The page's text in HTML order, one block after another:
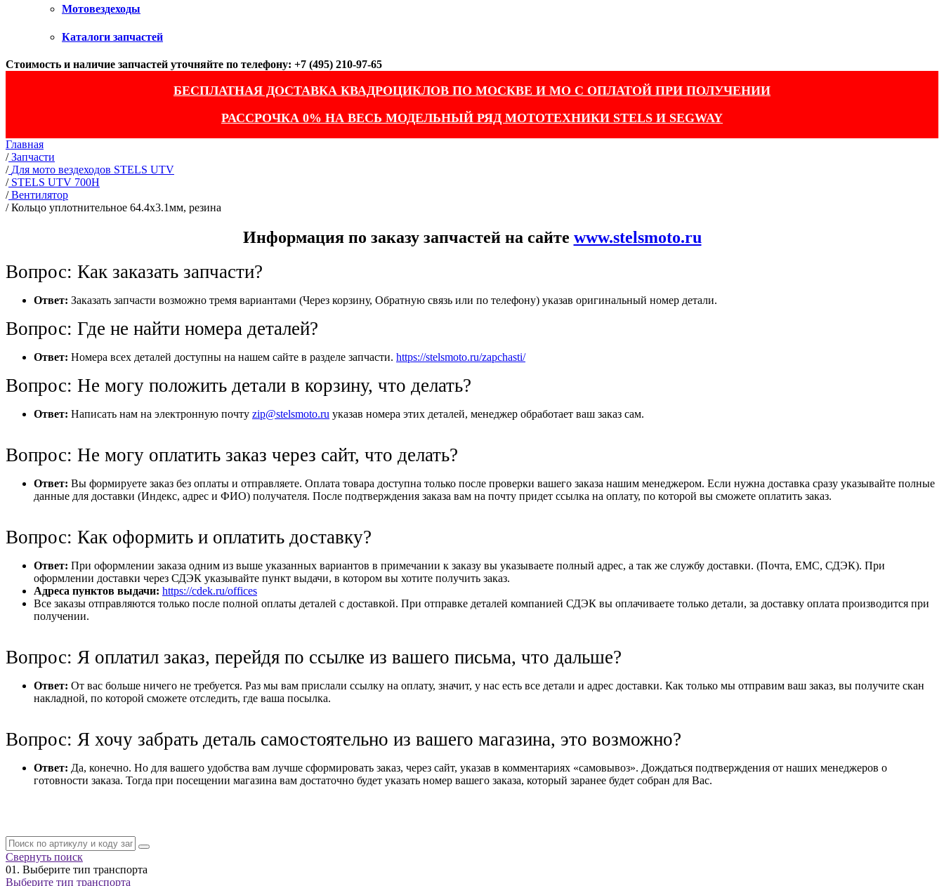
Мотовездеходы
Каталоги запчастей
Стоимость и наличие запчастей уточняйте по телефону: +7 (495) 210-97-65
БЕСПЛАТНАЯ ДОСТАВКА КВАДРОЦИКЛОВ ПО МОСКВЕ И МО С ОПЛАТОЙ ПРИ ПОЛУЧЕНИИ
РАССРОЧКА 0% НА ВЕСЬ МОДЕЛЬНЫЙ РЯД МОТОТЕХНИКИ STELS И SEGWAY
Главная
/ Запчасти
/ Для мото вездеходов STELS UTV
/ STELS UTV 700H
/ Вентилятор
/Кольцо уплотнительное 64.4х3.1мм, резина
Информация по заказу запчастей на сайте www.stelsmoto.ru
Вопрос: Как заказать запчасти?
Ответ: Заказать запчасти возможно тремя вариантами (Через корзину, Обратную связь или по телефону) указав оригинальный номер детали.
Вопрос: Где не найти номера деталей?
Ответ: Номера всех деталей доступны на нашем сайте в разделе запчасти. https://stelsmoto.ru/zapchasti/
Вопрос: Не могу положить детали в корзину, что делать?
Ответ: Написать нам на электронную почту zip@stelsmoto.ru указав номера этих деталей, менеджер обработает ваш заказ сам.
Вопрос: Не могу оплатить заказ через сайт, что делать?
Ответ: Вы формируете заказ без оплаты и отправляете. Оплата товара доступна только после проверки вашего заказа нашим менеджером. Если нужна доставка сразу указывайте полные
данные для доставки (Индекс, адрес и ФИО) получателя. После подтверждения заказа вам на почту придет ссылка на оплату, по которой вы сможете оплатить заказ.
Вопрос: Как оформить и оплатить доставку?
Ответ: При оформлении заказа одним из выше указанных вариантов в примечании к заказу вы указываете полный адрес, а так же службу доставки. (Почта, ЕМС, СДЭК). При
оформлении доставки через СДЭК указывайте пункт выдачи, в котором вы хотите получить заказ.
Адреса пунктов выдачи: https://cdek.ru/offices
Все заказы отправляются только после полной оплаты деталей с доставкой. При отправке деталей компанией СДЭК вы оплачиваете только детали, за доставку оплата производится при
получении.
Вопрос: Я оплатил заказ, перейдя по ссылке из вашего письма, что дальше?
Ответ: От вас больше ничего не требуется. Раз мы вам прислали ссылку на оплату, значит, у нас есть все детали и адрес доставки. Как только мы отправим ваш заказ, вы получите скан
накладной, по которой сможете отследить, где ваша посылка.
Вопрос: Я хочу забрать деталь самостоятельно из вашего магазина, это возможно?
Ответ: Да, конечно. Но для вашего удобства вам лучше сформировать заказ, через сайт, указав в комментариях «самовывоз». Дождаться подтверждения от наших менеджеров о
готовности заказа. Тогда при посещении магазина вам достаточно будет указать номер вашего заказа, который заранее будет собран для Вас.
Свернуть поиск
01. Выберите тип транспорта
Выберите тип транспорта